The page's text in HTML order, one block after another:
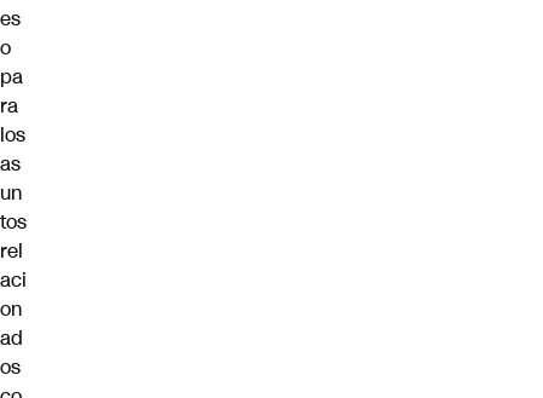
es
o
pa
ra
los
as
un
tos
rel
aci
on
ad
os